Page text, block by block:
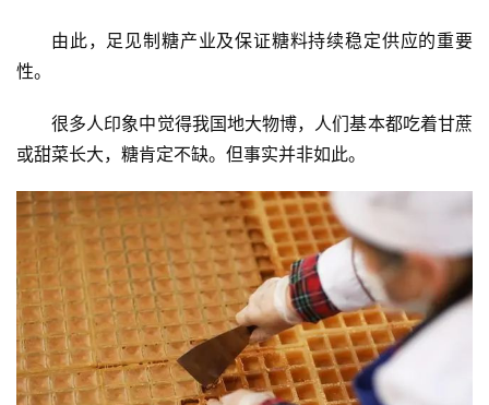
由此，足见制糖产业及保证糖料持续稳定供应的重要
性。
很多人印象中觉得我国地大物博，人们基本都吃着甘蔗
或甜菜长大，糖肯定不缺。但事实并非如此。